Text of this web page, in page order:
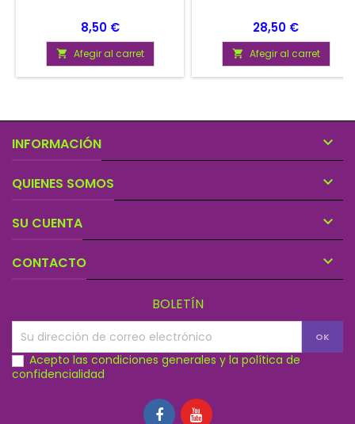
Preu
8,50 €
 Afegir al carret
Preu
28,50 €
 Afegir al carret
INFORMACIÓN 
QUIENES SOMOS 
SU CUENTA 
CONTACTO 
BOLETÍN
Acepto las condiciones generales y la política de
confidencialidad